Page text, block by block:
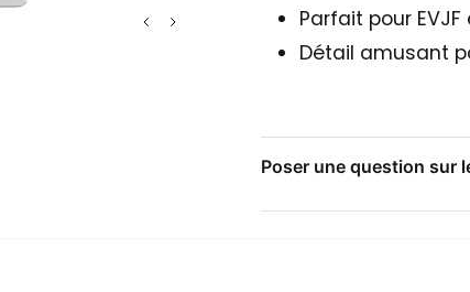
Parfait pour
Détail amusant
Un joli souvenir
Un accessoire apprécié
Poser une question sur